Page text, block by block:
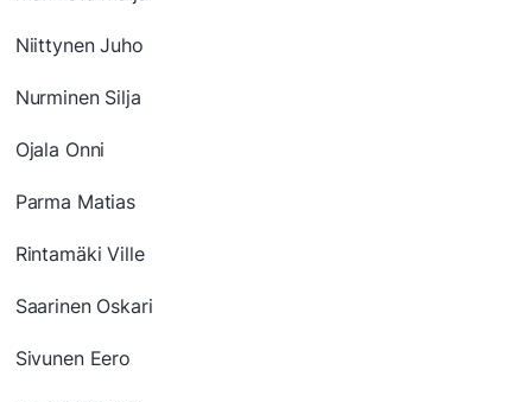
Niittynen Juho
Nurminen Silja
Ojala Onni
Parma Matias
Rintamäki Ville
Saarinen Oskari
Sivunen Eero